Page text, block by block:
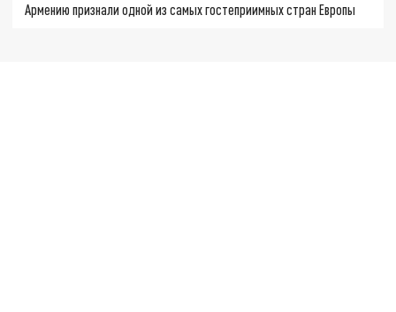
Армению признали одной из самых гостеприимных стран Европы